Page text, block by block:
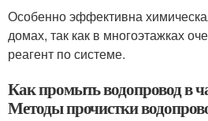
Особенно эффективна
домах, так как в многоэтажках
реагент по системе.
Как промыть водопровод в
Методы прочистки